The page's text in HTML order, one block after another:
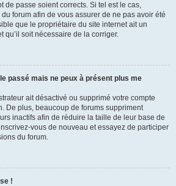
de passe soient corrects. Si tel est le cas,
forum afin de vous assurer de ne pas avoir été
que le propriétaire du site internet ait un
qu’il soit nécessaire de la corriger.
passé mais ne peux à présent plus me
ait désactivé ou supprimé votre compte
De plus, beaucoup de forums suppriment
inactifs afin de réduire la taille de leur base de
vous de nouveau et essayez de participer
du forum.
!